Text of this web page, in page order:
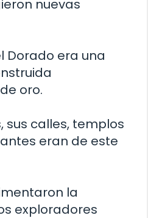
nuevas
Dorado era una
oro.
sus calles, templos
eran de este
la
exploradores